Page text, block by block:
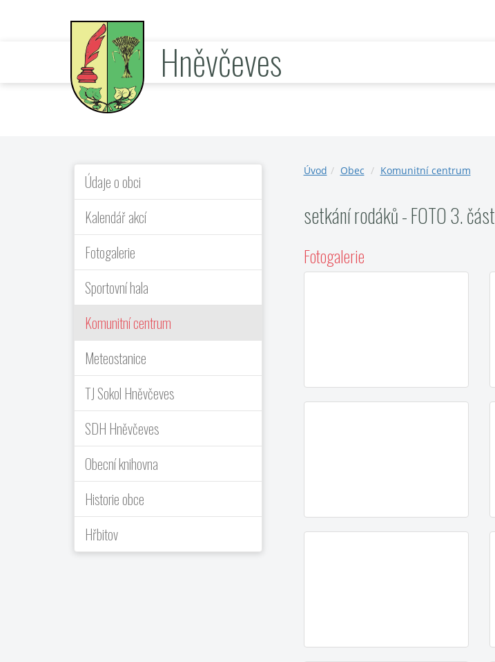
Hněvčeves
Údaje o obci
Kalendář akcí
Fotogalerie
Sportovní hala
Komunitní centrum
Meteostanice
TJ Sokol Hněvčeves
SDH Hněvčeves
Obecní knihovna
Historie obce
Hřbitov
Úvod Obec Komunitní centrum
setkání rodáků - FOTO 3. část
Fotogalerie